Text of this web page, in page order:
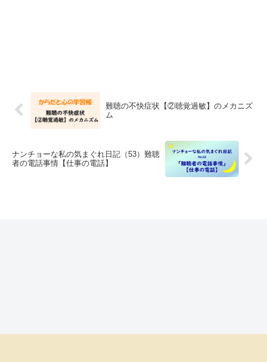
難聴の不快症状【②聴覚過敏】のメカニズ
ム
ナンチョーな私の気まぐれ日記（53）難聴
者の電話事情【仕事の電話】